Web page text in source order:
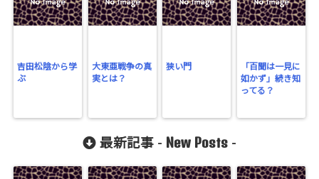
吉田松陰から学
ぶ
大東亜戦争の真
実とは？
狭い門
「百聞は一見に
如かず」続き知
ってる？
最新記事 - New Posts -